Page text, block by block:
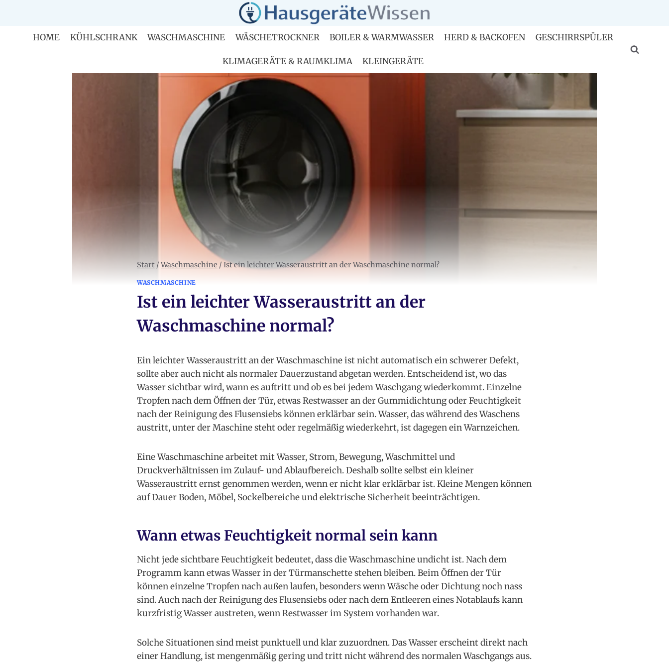
springenHOME KÜHLSCHRANK WASCHMASCHINE WÄSCHETROCKNER BOILER & WARMWASSER HERD & BACKOFEN GESCHIRRSPÜLER
KLIMAGERÄTE & RAUMKLIMA KLEINGERÄTE
Start / Waschmaschine / Ist ein leichter Wasseraustritt an der Waschmaschine normal?
WASCHMASCHINE
Ist ein leichter Wasseraustritt an der
Waschmaschine normal?
Ein leichter Wasseraustritt an der Waschmaschine ist nicht automatisch ein schwerer Defekt,
sollte aber auch nicht als normaler Dauerzustand abgetan werden. Entscheidend ist, wo das
Wasser sichtbar wird, wann es auftritt und ob es bei jedem Waschgang wiederkommt. Einzelne
Tropfen nach dem Öffnen der Tür, etwas Restwasser an der Gummidichtung oder Feuchtigkeit
nach der Reinigung des Flusensiebs können erklärbar sein. Wasser, das während des Waschens
austritt, unter der Maschine steht oder regelmäßig wiederkehrt, ist dagegen ein Warnzeichen.
Eine Waschmaschine arbeitet mit Wasser, Strom, Bewegung, Waschmittel und
Druckverhältnissen im Zulauf- und Ablaufbereich. Deshalb sollte selbst ein kleiner
Wasseraustritt ernst genommen werden, wenn er nicht klar erklärbar ist. Kleine Mengen können
auf Dauer Boden, Möbel, Sockelbereiche und elektrische Sicherheit beeinträchtigen.
Wann etwas Feuchtigkeit normal sein kann
Nicht jede sichtbare Feuchtigkeit bedeutet, dass die Waschmaschine undicht ist. Nach dem
Programm kann etwas Wasser in der Türmanschette stehen bleiben. Beim Öffnen der Tür
können einzelne Tropfen nach außen laufen, besonders wenn Wäsche oder Dichtung noch nass
sind. Auch nach der Reinigung des Flusensiebs oder nach dem Entleeren eines Notablaufs kann
kurzfristig Wasser austreten, wenn Restwasser im System vorhanden war.
Solche Situationen sind meist punktuell und klar zuzuordnen. Das Wasser erscheint direkt nach
einer Handlung, ist mengenmäßig gering und tritt nicht während des normalen Waschgangs aus.